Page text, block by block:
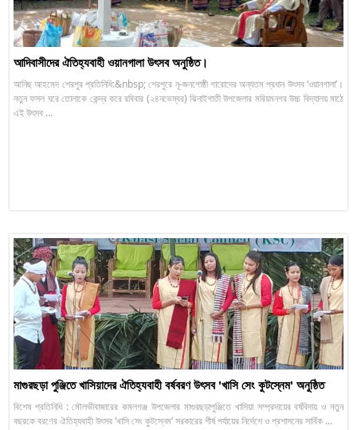
আদিবাসীদের ঐতিহ্যবাহী ওয়ানগালা উৎসব অনুষ্ঠিত।
আনিছ আহমেদ শেরপুর প্রতিনিধি:&nbsp; শেরপুরে নৃ-জনগোষ্ঠী গারোদের অন্যতম প্রধান উৎসব ‘ওয়ানগালা’।
নতুন ফসল ঘরে তোলাকে কেন্দ্র করে রবিবার (২৪নভেম্বর) ঝিনাইগাতী উপজেলার মরিয়মনগর উচ্চ বিদ্যালয় মাঠে
এই উৎসব ...
মাগুরছড়া পুঞ্জিতে খাসিয়াদের ঐতিহ্যবাহী বর্ষবরণ উৎসব 'খাসি সেং কুটস্নেম' অনুষ্ঠিত
বিশেষ প্রতিনিধি : মৌলভীবাজারের কমলগঞ্জ উপজেলার মাগুরছড়াপুঞ্জিতে খাসিয়া সম্প্রদায়ের বর্ষবিদায় ও নতুন
বছরকে বরণের ঐতিহ্যবাহী উৎসব ‘খাসি সেং কুটস্নেম’ সরকারের শীর্ষ পর্যায়ের নির্দেশে ও প্রশাসনের সার্বিক ...